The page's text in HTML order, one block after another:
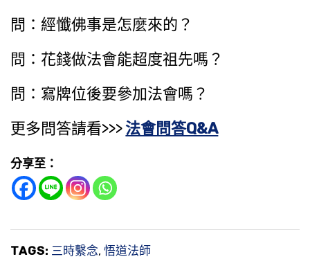
問：經懺佛事是怎麼來的？
問：花錢做法會能​超度祖先​嗎？
問：寫牌位後要參加法會嗎？
更多問答請看>>>法會問答Q&A
分享至：
TAGS: 三時繫念, 悟道法師